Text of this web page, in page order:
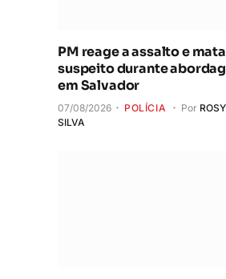
PM reage a assalto e mata
suspeito durante
em Salvador
07/08/2026 POLÍCIA Por ROSY
SILVA